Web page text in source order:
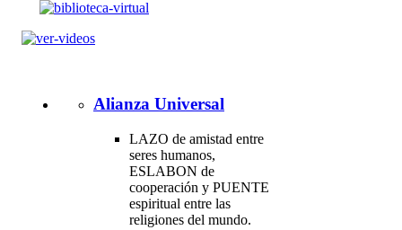
Alianza Universal
LAZO de amistad entre
seres humanos,
ESLABON de
cooperación y PUENTE
espiritual entre las
religiones del mundo.